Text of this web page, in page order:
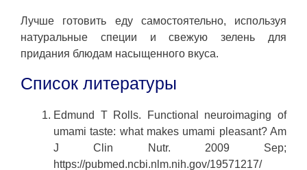
Лучше готовить еду самостоятельно, используя
натуральные специи и свежую зелень для
придания блюдам насыщенного вкуса.
Список литературы
Edmund T Rolls. Functional neuroimaging of
umami taste: what makes umami pleasant? Am
J Clin Nutr. 2009 Sep;
https://pubmed.ncbi.nlm.nih.gov/19571217/